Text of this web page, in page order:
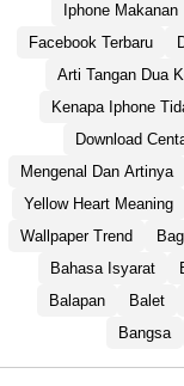
Iphone Makanan
Facebook Terbaru
Arti Tangan Dua
Kenapa Iphone
Download
Mengenal Dan Artinya
Yellow Heart Meaning
Wallpaper Trend
Bahasa Isyarat
Balapan
Balet
Bangsa